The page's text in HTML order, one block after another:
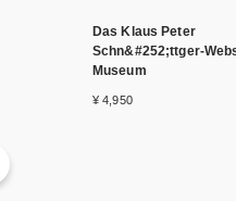
Das Klaus Peter
Schn&#252;ttger-
Museum
¥ 4,950